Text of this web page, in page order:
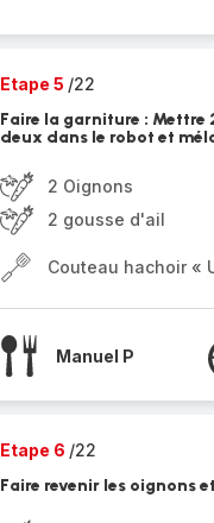
Etape 5 /22
Faire la garniture : Mettre
deux dans le robot et
2 Oignons
2 gousse d'ail
Couteau hachoir «
Manuel P
Etape 6 /22
Faire revenir les oignons